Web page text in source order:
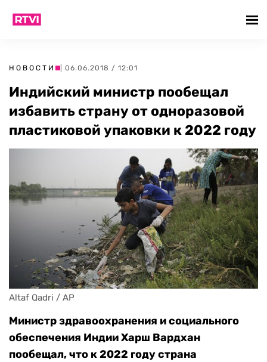
НОВОСТИ | 06.06.2018 / 12:01
Индийский министр пообещал
избавить страну от одноразовой
пластиковой упаковки к 2022 году
Altaf Qadri / AP
Министр здравоохранения и социального
обеспечения Индии Харш Вардхан
пообещал, что к 2022 году страна